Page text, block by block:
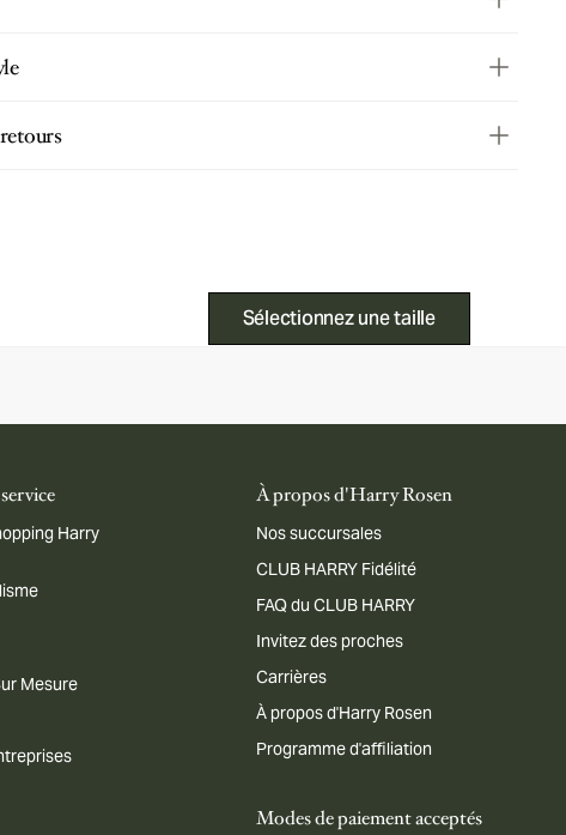
Sélectionnez une taille
Harry
Mesure
À propos d'Harry Rosen
Nos succursales
CLUB HARRY Fidélité
FAQ du CLUB HARRY
Invitez des proches
Carrières
À propos d'Harry Rosen
Programme d'affiliation
Modes de paiement acceptés